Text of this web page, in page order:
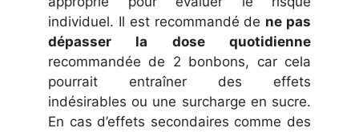
individuel. Il est recommandé de ne pas
dépasser la dose quotidienne
recommandée de 2 bonbons, car cela
pourrait entraîner des effets
indésirables ou une surcharge en sucre.
En cas d’effets secondaires comme des